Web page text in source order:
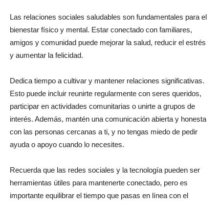
Las relaciones sociales saludables son fundamentales para el
bienestar físico y mental. Estar conectado con familiares,
amigos y comunidad puede mejorar la salud, reducir el estrés
y aumentar la felicidad.
Dedica tiempo a cultivar y mantener relaciones significativas.
Esto puede incluir reunirte regularmente con seres queridos,
participar en actividades comunitarias o unirte a grupos de
interés. Además, mantén una comunicación abierta y honesta
con las personas cercanas a ti, y no tengas miedo de pedir
ayuda o apoyo cuando lo necesites.
Recuerda que las redes sociales y la tecnología pueden ser
herramientas útiles para mantenerte conectado, pero es
importante equilibrar el tiempo que pasas en línea con el